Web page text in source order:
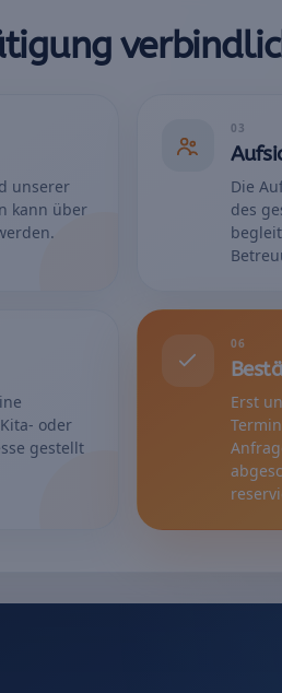
unserer
kann über
03
Die
des
oder
gestellt
06
Erst